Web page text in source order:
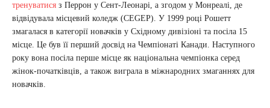
тренуватися з Перрон у Сент-Леонарі, а згодом у Монреалі, де
відвідувала місцевий коледж (CEGEP). У 1999 році Рошетт
змагалася в категорії новачків у Східному дивізіоні та посіла 15
місце. Це був її перший досвід на Чемпіонаті Канади. Наступного
року вона посіла перше місце як національна чемпіонка серед
жінок-початківців, а також виграла в міжнародних змаганнях для
новачків.